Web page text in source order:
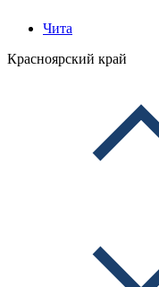
Чита
Красноярский край